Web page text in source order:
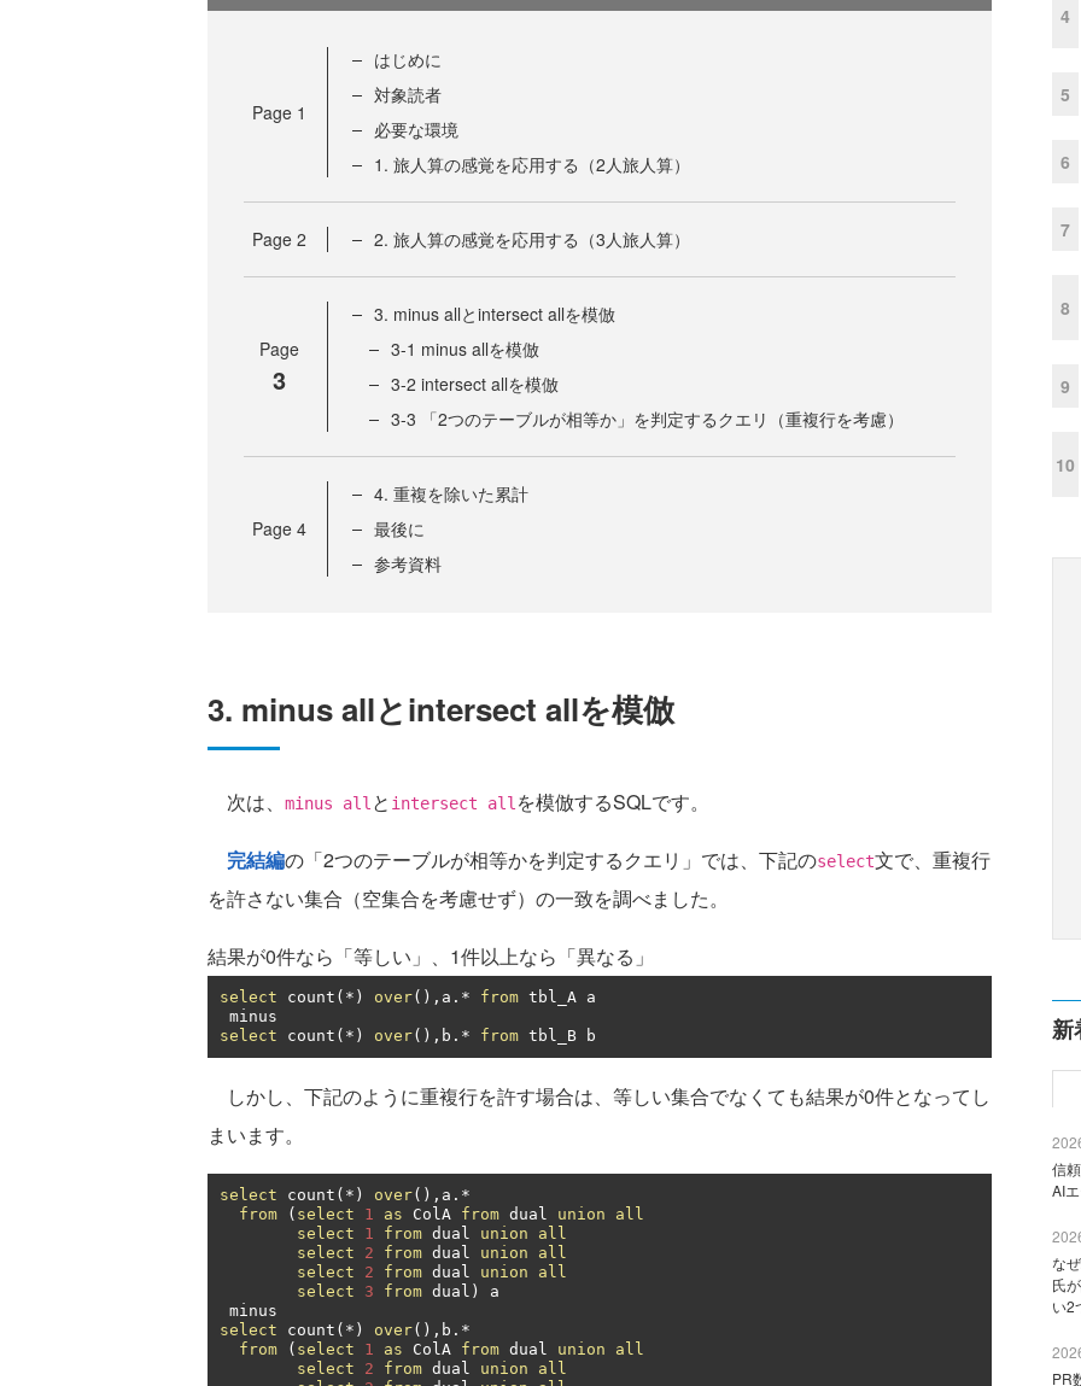
Page 1
はじめに
対象読者
必要な環境
1. 旅人算の感覚を応用する（2人旅人算）
Page 2 2. 旅人算の感覚を応用する（3人旅人算）
Page
3
3. minus allとintersect allを模倣
3-1 minus allを模倣
3-2 intersect allを模倣
3-3 「2つのテーブルが相等か」を判定するクエリ（重複行を考慮）
Page 4
4. 重複を除いた累計
最後に
参考資料
3. minus allとintersect allを模倣
次は、 minus allと intersect allを模倣するSQLです。
完結編の「2つのテーブルが相等かを判定するクエリ」では、下記のselect文で、重複行
を許さない集合（空集合を考慮せず）の一致を調べました。
結果が0件なら「等しい」、1件以上なら「異なる」
select count (*) over(), a .* from tbl_A a
select count (*) over(), b .* from tbl_B b
しかし、下記のように重複行を許す場合は、等しい集合でなくても結果が0件となってし
まいます。
select count (*) over(), a .*
from
( select 1 as ColA from dual union
all
select
1 from dual union
all
select
2 from dual union
all
select
2 from dual union
all
select
3 from dual )
a
select count (*) over(), b .*
from
( select 1 as ColA from dual union
all
select
2 from dual union
all
4
5
6
7
8
9
10
新
信
AI
な
氏
い2
PR